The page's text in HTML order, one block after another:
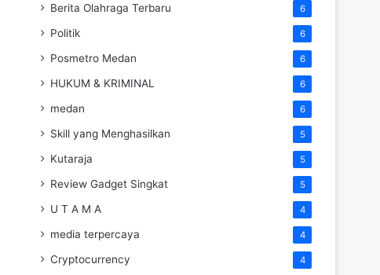
Berita Olahraga Terbaru 6
Politik 6
Posmetro Medan 6
HUKUM & KRIMINAL 6
medan 6
Skill yang Menghasilkan 5
Kutaraja 5
Review Gadget Singkat 5
U T A M A 4
media terpercaya 4
Cryptocurrency 4